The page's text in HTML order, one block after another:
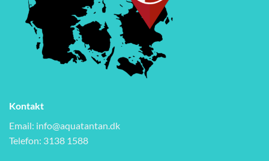
Kontakt
Email: info@aquatantan.dk
Telefon: 3138 1588